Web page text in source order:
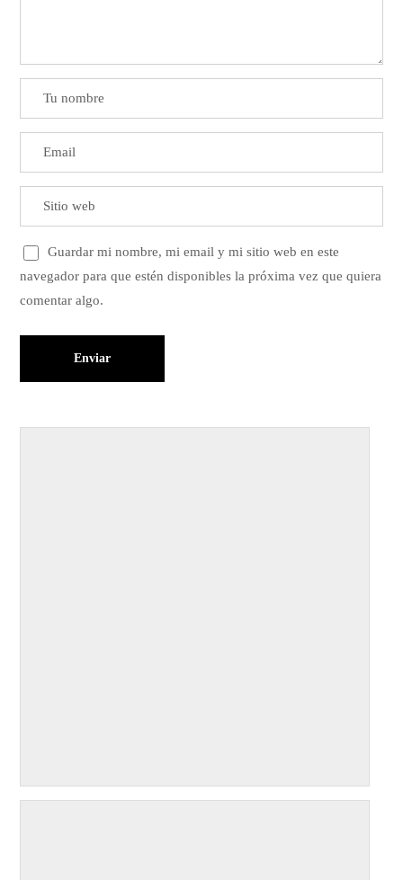
Guardar mi nombre, mi email y mi sitio web en este
navegador para que estén disponibles la próxima vez que quiera
comentar algo.